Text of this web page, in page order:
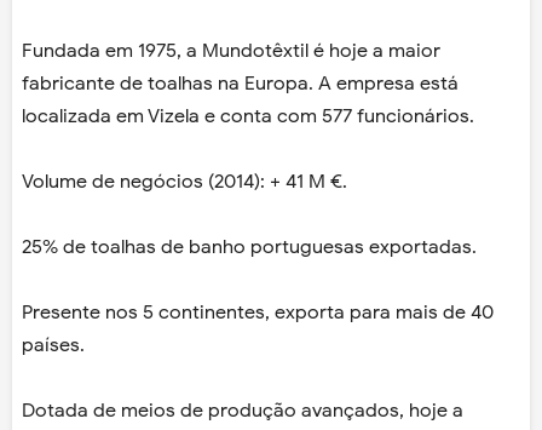
Fundada em 1975, a Mundotêxtil é hoje a maior
fabricante de toalhas na Europa. A empresa está
localizada em Vizela e conta com 577 funcionários.
Volume de negócios (2014): + 41 M €.
25% de toalhas de banho portuguesas exportadas.
Presente nos 5 continentes, exporta para mais de 40
países.
Dotada de meios de produção avançados, hoje a